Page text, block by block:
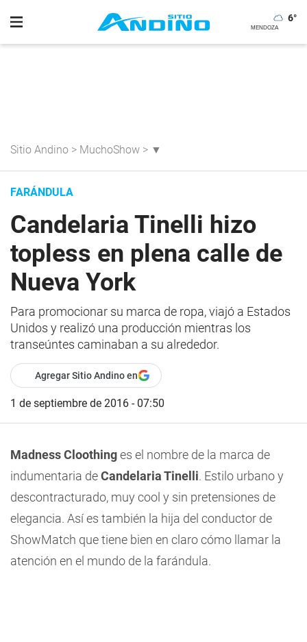
6°
Sitio Andino > MuchoShow > ▼
FARÁNDULA
Candelaria Tinelli hizo
topless en plena calle de
Nueva York
Para promocionar su marca de ropa, viajó a Estados
Unidos y realizó una producción mientras los
transeúntes caminaban a su alrededor.
Agregar Sitio Andino en
1 de septiembre de 2016 - 07:50
Madness Cloothinges el nombre de la marca de
indumentaria deCandelaria Tinelli. Estilo urbano y
descontracturado, muy cool y sin pretensiones de
elegancia. Así es también la hija del conductor de
ShowMatch que tiene bien en claro cómo llamar la
atención en el mundo de la farándula.